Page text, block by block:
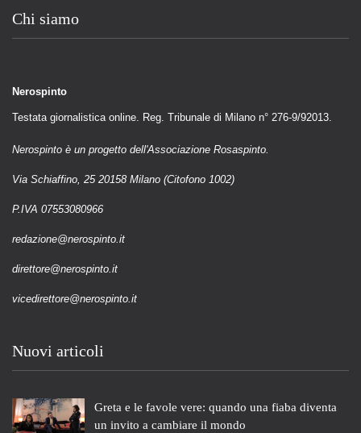
Chi siamo
Nerospinto
Testata giornalistica online. Reg. Tribunale di Milano n° 276-9/92013.
Nerospinto è un progetto dell'Associazione Rosaspinto.
Via Schiaffino, 25 20158 Milano (Citofono 1002)
P.IVA 07553080966
redazione@nerospinto.it
direttore@nerospinto.it
vicedirettore@nerospinto.it
Nuovi articoli
Greta e le favole vere: quando una fiaba diventa
un invito a cambiare il mondo